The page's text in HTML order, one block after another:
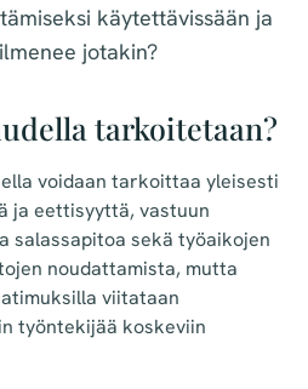
käytettävissään ja
jotakin?
tarkoitetaan?
voidaan tarkoittaa yleisesti
ja eettisyyttä, vastuun
salassapitoa sekä työaikojen
noudattamista, mutta
viitataan
työntekijää koskeviin